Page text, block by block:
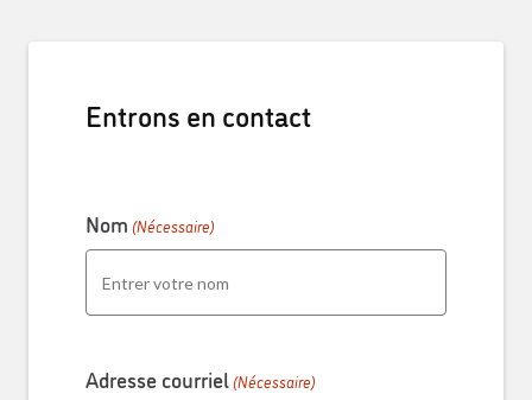
Entrons en contact
Nom (Nécessaire)
Adresse courriel (Nécessaire)